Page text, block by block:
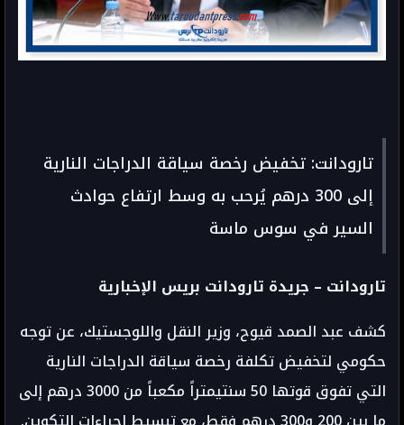
تارودانت: تخفيض رخصة سياقة الدراجات النارية
إلى 300 درهم يُرحب به وسط ارتفاع حوادث
السير في سوس ماسة
تارودانت – جريدة تارودانت بريس الإخبارية
كشف عبد الصمد قيوح، وزير النقل واللوجستيك، عن توجه
حكومي لتخفيض تكلفة رخصة سياقة الدراجات النارية
التي تفوق قوتها 50 سنتيمتراً مكعباً من 3000 درهم إلى